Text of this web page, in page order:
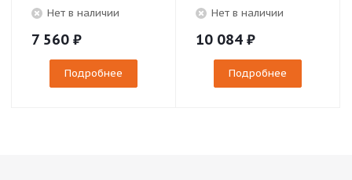
Нет в наличии
7 560 ₽
Подробнее
Нет в наличии
10 084 ₽
Подробнее